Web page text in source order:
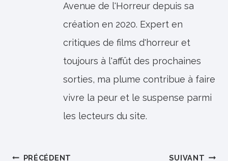
Avenue de l'Horreur depuis sa
création en 2020. Expert en
critiques de films d'horreur et
toujours à l'affût des prochaines
sorties, ma plume contribue à faire
vivre la peur et le suspense parmi
les lecteurs du site.
PRÉCÉDENT SUIVANT